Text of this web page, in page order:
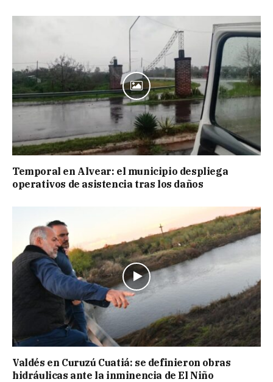
Temporal en Alvear: el municipio despliega
operativos de asistencia tras los daños
Valdés en Curuzú Cuatiá: se definieron obras
hidráulicas ante la inminencia de El Niño